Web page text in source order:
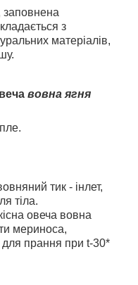
з
матеріалів,
вовна ягня
тик - інлет,
тіла.
овеча вовна
мериноса,
для прання при t-30*